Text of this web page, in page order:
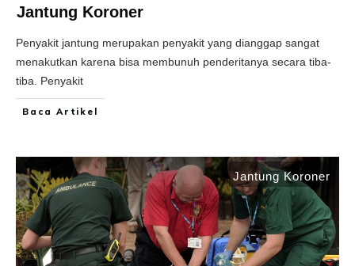
Jantung Koroner
Penyakit jantung merupakan penyakit yang dianggap sangat
menakutkan karena bisa membunuh penderitanya secara tiba-
tiba. Penyakit
Baca Artikel
Jantung Koroner